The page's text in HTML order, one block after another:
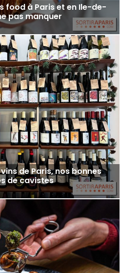
food à Paris et en Ile-de-
pas manquer
de Paris, nos bonnes
de cavistes